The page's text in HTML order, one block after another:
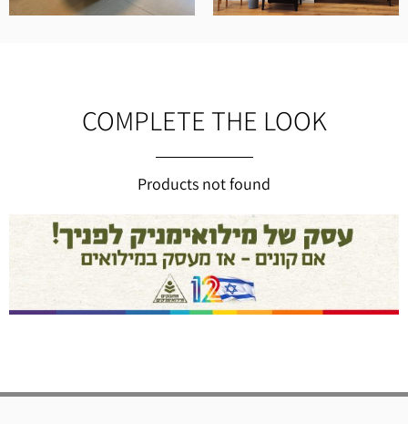
COMPLETE THE LOOK
Products not found